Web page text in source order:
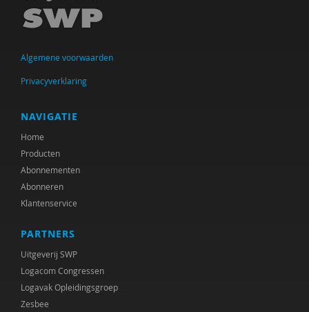
Algemene voorwaarden
Privacyverklaring
NAVIGATIE
Home
Producten
Abonnementen
Abonneren
Klantenservice
PARTNERS
Uitgeverij SWP
Logacom Congressen
Logavak Opleidingsgroep
Zesbee